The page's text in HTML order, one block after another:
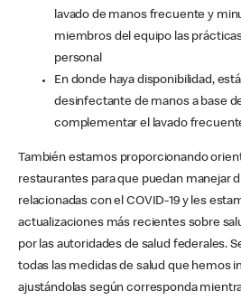
lavado de manos frecuente y
miembros del equipo las
personal
En donde haya disponibilidad,
desinfectante de manos a base
complementar el lavado
También estamos proporcionando
restaurantes para que puedan manejar
relacionadas con el COVID-19 y les
actualizaciones más recientes sobre
por las autoridades de salud federales.
todas las medidas de salud que hemos
ajustándolas según corresponda